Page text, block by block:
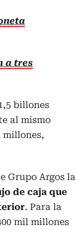
a tres
billones
al mismo
millones,
Grupo Argos la
de caja que
. Para la
mil millones